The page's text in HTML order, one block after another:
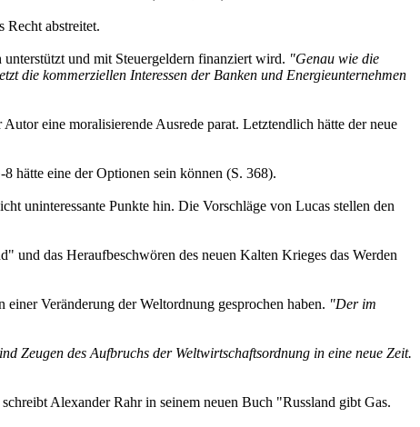
Recht abstreitet.
und mit Steuergeldern finanziert wird. "Genau wie die
die kommerziellen Interessen der Banken und Energieunternehmen
eine moralisierende Ausrede parat. Letztendlich hätte der neue
hätte eine der Optionen sein können (S. 368).
uninteressante Punkte hin. Die Vorschläge von Lucas stellen den
und das Heraufbeschwören des neuen Kalten Krieges das Werden
Veränderung der Weltordnung gesprochen haben. "Der im
Zeugen des Aufbruchs der Weltwirtschaftsordnung in eine neue Zeit.
schreibt Alexander Rahr in seinem neuen Buch "Russland gibt Gas.